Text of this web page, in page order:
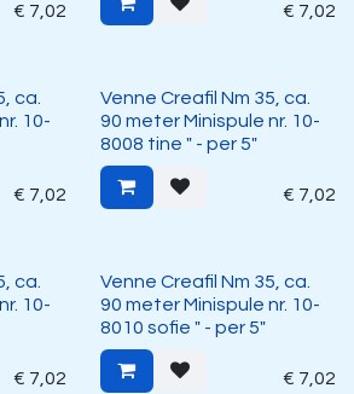
€ 7,02 € 7,02
ca.
10-
€ 7,02
Venne Creafil Nm 35, ca.
90 meter Minispule nr. 10-
8008 tine " - per 5"
€ 7,02
ca.
10-
€ 7,02
Venne Creafil Nm 35, ca.
90 meter Minispule nr. 10-
8010 sofie " - per 5"
€ 7,02